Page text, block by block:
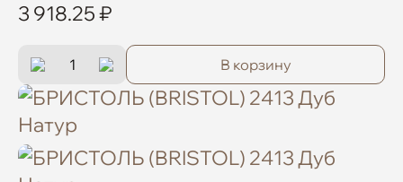
3 918.25 ₽
В корзину